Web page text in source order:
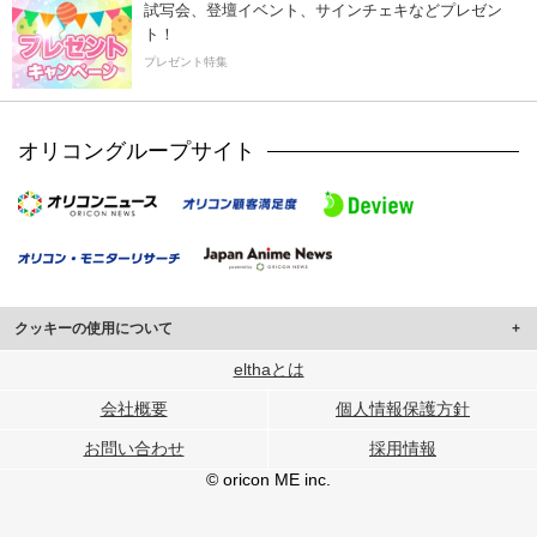
試写会、登壇イベント、サインチェキなどプレゼン
ト！
プレゼント特集
オリコングループサイト
クッキーの使用について
このサイトでは Cookie を使用して、ユーザーに合わせたコンテンツや広告の
行っています。
メディアや広告配信、データ解析の各パートナーに提供しています。
各パートナーは、この情報とユーザーが各パートナーに提供した他の情報や、
ユーザーが各パートナーのサービスを使用したときに収集した他の情報を組み
elthaとは
会社概要 個人情報保護方針
お問い合わせ
採用情報
© oricon ME inc.